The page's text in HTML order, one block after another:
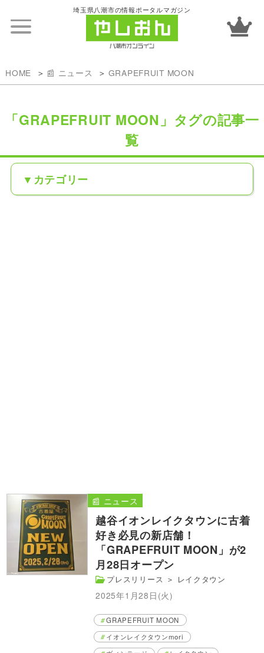
埼玉県八潮市の情報ポータルマガジン
HOME 📰 ニュース GRAPEFRUIT MOON
「GRAPEFRUIT MOON」タグの記事一
覧
カテゴリー
越谷イオンレイクタウンに古着
好き必見の新店舗！
「GRAPEFRUIT MOON」が2
月28日オープン
プレスリリース ＞ レイクタウン
2025年1月28日(火)
📰 ニュース
GRAPEFRUIT MOON
イオンレイクタウンmori